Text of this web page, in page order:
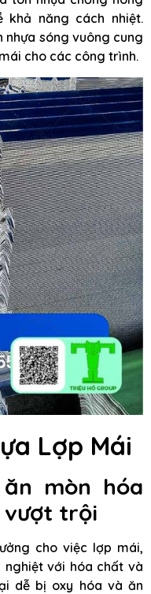
năng cách nhiệt.
nhựa sóng vuông cung
cho các công trình.
Lợp Mái
mòn hóa
vượt trội
cho việc lợp mái,
với hóa chất và
dễ bị oxy hóa và ăn